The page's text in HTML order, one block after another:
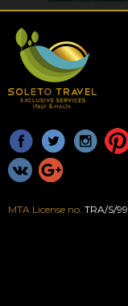
MTA License no. TRA/S/99